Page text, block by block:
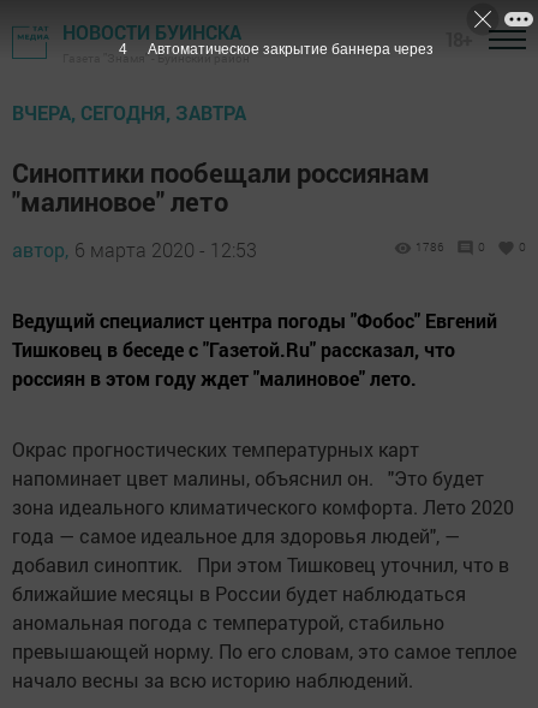
НОВОСТИ БУИНСКА
Газета "Знамя" - Буинский район
ВЧЕРА, СЕГОДНЯ, ЗАВТРА
Синоптики пообещали россиянам
"малиновое" лето
автор, 6 марта 2020 - 12:53 1786 0 0
Ведущий специалист центра погоды "Фобос" Евгений
Тишковец в беседе с "Газетой.Ru" рассказал, что
россиян в этом году ждет "малиновое" лето.
Окрас прогностических температурных карт
напоминает цвет малины, объяснил он. "Это будет
зона идеального климатического комфорта. Лето 2020
года — самое идеальное для здоровья людей", —
добавил синоптик. При этом Тишковец уточнил, что в
ближайшие месяцы в России будет наблюдаться
аномальная погода с температурой, стабильно
превышающей норму. По его словам, это самое теплое
начало весны за всю историю наблюдений.
3 Автоматическое закрытие баннера через